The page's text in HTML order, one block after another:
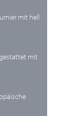
mit hell
mit